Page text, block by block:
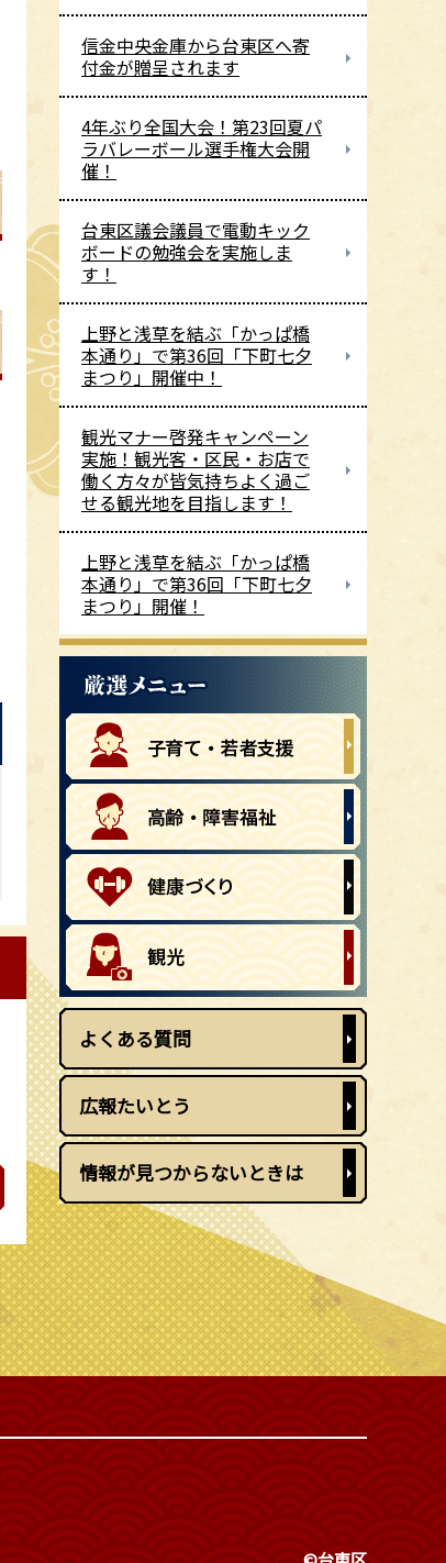
信金中央金庫から台東区へ寄
付金が贈呈されます
4年ぶり全国大会！第23回夏パ
ラバレーボール選手権大会開
催！
台東区議会議員で電動キック
ボードの勉強会を実施しま
す！
上野と浅草を結ぶ「かっぱ橋
本通り」で第36回「下町七夕
まつり」開催中！
観光マナー啓発キャンペーン
実施！観光客・区民・お店で
働く方々が皆気持ちよく過ご
せる観光地を目指します！
上野と浅草を結ぶ「かっぱ橋
本通り」で第36回「下町七夕
まつり」開催！
よくある質問
広報たいとう
情報が見つからないときは